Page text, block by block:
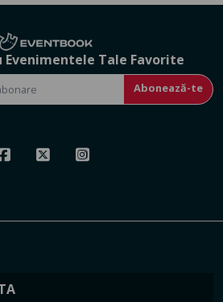
Evenimentele Tale Favorite
Abonează-te